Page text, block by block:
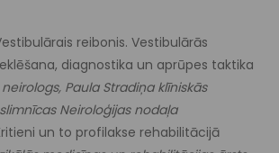
reibonis. Vestibulārās
diagnostika un aprūpes taktika
Paula Stradiņa klīniskās
Neiroloģijas nodaļa
un to profilakse rehabilitācijā